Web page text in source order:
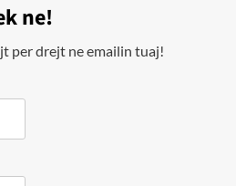
ne!
per drejt ne emailin tuaj!